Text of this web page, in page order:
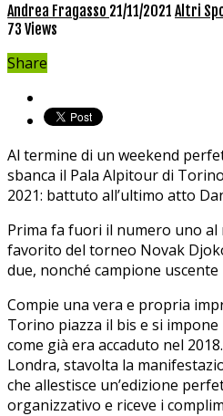
Andrea Fragasso 21/11/2021 Altri
73 Views
Share
Al termine di un weekend
sbanca il Pala Alpitour di
2021: battuto all’ultimo atto
Prima fa fuori il numero uno
favorito del torneo Novak
due, nonché campione uscente
Compie una vera e propria
Torino piazza il bis e si
come già era accaduto nel
Londra, stavolta la
che allestisce un’edizione
organizzativo e riceve i